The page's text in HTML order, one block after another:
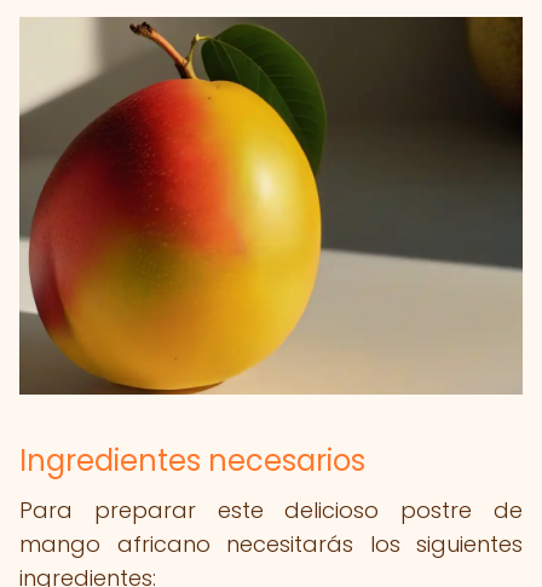
Ingredientes necesarios
Para preparar este delicioso postre de
mango africano necesitarás los siguientes
ingredientes: